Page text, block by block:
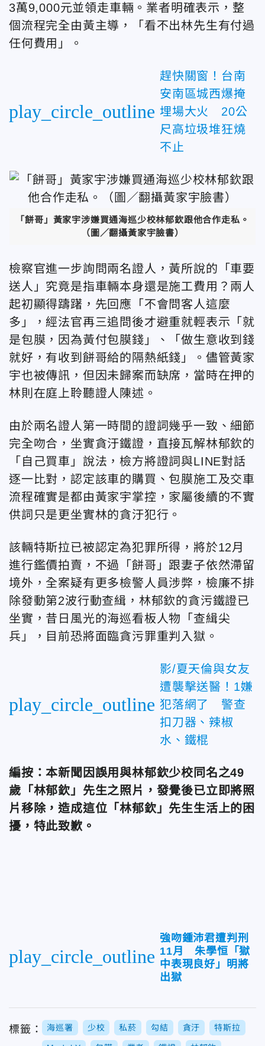
3萬9,000元並領走車輛。業者明確表示，整
個流程完全由黃主導，「看不出林先生有付過
任何費用」。
play_circle_outline
趕快關窗！台南
安南區城西爆掩
埋場大火 20公
尺高垃圾堆狂燒
不止
「餅哥」黃家宇涉嫌買通海巡少校林郁欽跟他合作走私。
（圖／翻攝黃家宇臉書）
檢察官進一步詢問兩名證人，黃所說的「車要
送人」究竟是指車輛本身還是施工費用？兩人
起初顯得躊躇，先回應「不會問客人這麼
多」，經法官再三追問後才避重就輕表示「就
是包膜，因為黃付包膜錢」、「做生意收到錢
就好，有收到餅哥給的隔熱紙錢」。儘管黃家
宇也被傳訊，但因未歸案而缺席，當時在押的
林則在庭上聆聽證人陳述。
由於兩名證人第一時間的證詞幾乎一致、細節
完全吻合，坐實貪汙鐵證，直接瓦解林郁欽的
「自己買車」說法，檢方將證詞與LINE對話
逐一比對，認定該車的購買、包膜施工及交車
流程確實是都由黃家宇掌控，家屬後續的不實
供詞只是更坐實林的貪汙犯行。
該輛特斯拉已被認定為犯罪所得，將於12月
進行鑑價拍賣，不過「餅哥」跟妻子依然滯留
境外，全案疑有更多檢警人員涉弊，檢廉不排
除發動第2波行動查緝，林郁欽的貪污鐵證已
坐實，昔日風光的海巡看板人物「查緝尖
兵」，目前恐將面臨貪污罪重判入獄。
play_circle_outline
影/夏天倫與女友
遭襲擊送醫！1嫌
犯落網了 警查
扣刀器、辣椒
水、鐵棍
編按：本新聞因誤用與林郁欽少校同名之49
歲「林郁欽」先生之照片，發覺後已立即將照
片移除，造成這位「林郁欽」先生生活上的困
擾，特此致歉。
play_circle_outline
強吻鍾沛君遭判刑
11月 朱學恒「獄
中表現良好」明將
出獄
標籤： 海巡署 少校 私菸 勾結 貪汙 特斯拉